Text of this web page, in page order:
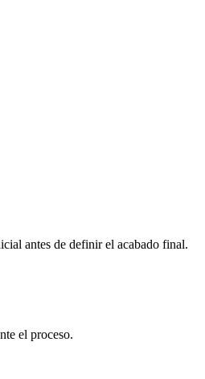
antes de definir el acabado final.
el proceso.